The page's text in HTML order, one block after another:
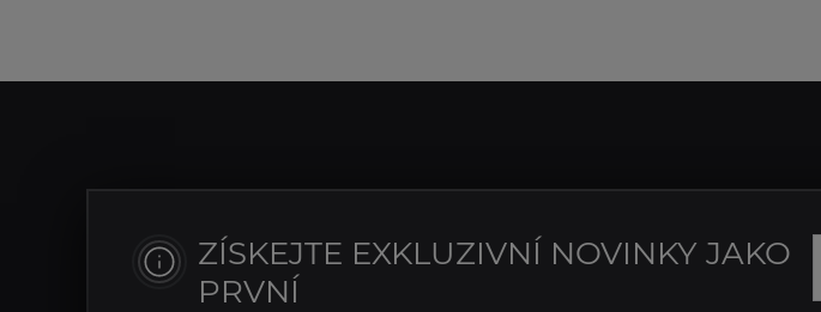
ZÍSKEJTE EXKLUZIVNÍ NOVINKY JAKO
PRVNÍ